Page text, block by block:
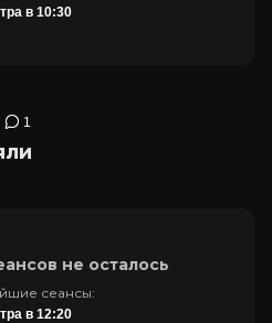
в 10:30
1
не осталось
сеансы:
в 12:20